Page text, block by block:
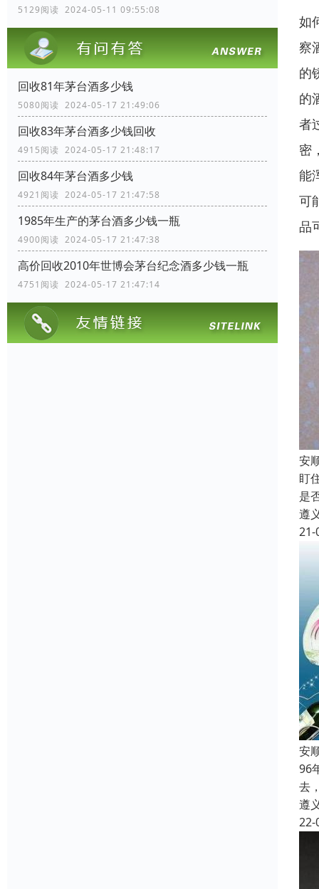
5129阅读 2024-05-11 09:55:08
回收81年茅台酒多少钱
5080阅读 2024-05-17 21:49:06
回收83年茅台酒多少钱回收
4915阅读 2024-05-17 21:48:17
回收84年茅台酒多少钱
4921阅读 2024-05-17 21:47:58
1985年生产的茅台酒多少钱一瓶
4900阅读 2024-05-17 21:47:38
高价回收2010年世博会茅台纪念酒多少钱一瓶
4751阅读 2024-05-17 21:47:14
如
察
的
的
者
密
能
可
品
安
盯
是
遵
21-
安
96
去
遵
22-